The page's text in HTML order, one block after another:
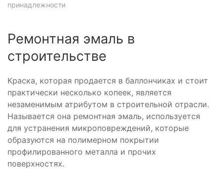
принадлежности
Ремонтная эмаль в
строительстве
Краска, которая продается в баллончиках и стоит
практически несколько копеек, является
незаменимым атрибутом в строительной отрасли.
Называется она ремонтная эмаль, используется
для устранения микроповреждений, которые
образуются на полимерном покрытии
профилированного металла и прочих
поверхностях.